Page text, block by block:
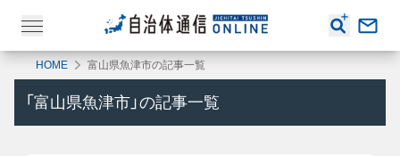
HOME 富山県魚津市の記事一覧
「 富山県魚津市 」の記事一覧